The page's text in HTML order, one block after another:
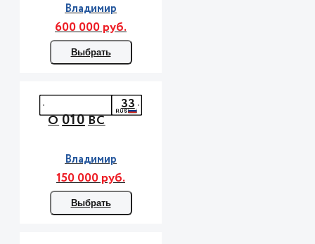
Владимир
600 000 руб.
Выбрать
О010ВС
33
Владимир
150 000 руб.
Выбрать